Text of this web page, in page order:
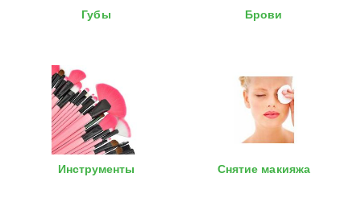
Губы Брови
Инструменты Снятие макияжа